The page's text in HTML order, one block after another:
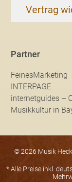
Vertrag
Partner
FeinesMarketing
INTERPAGE
internetguides –
Musikkultur in
© 2026 Musik
* Alle Preise inkl.